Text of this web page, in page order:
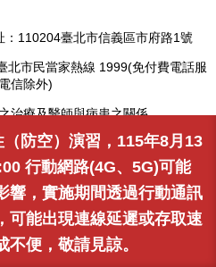
防空）演習，115年8月13
行動網路(4G、5G)可能
響，實施期間透過行動通訊
可能出現連線延遲或存取速
便，敬請見諒。
110204臺北市信義區市府路1號
北市民當家熱線 1999(免付費電話服
信除外)
治療及醫師與病患之關係